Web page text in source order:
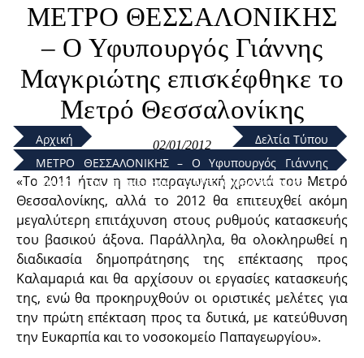
Αρχική
Δελτία Τύπου
ΜΕΤΡΟ ΘΕΣΣΑΛΟΝΙΚΗΣ – Ο Υφυπουργός Γιάννης
Μαγκριώτης επισκέφθηκε το Μετρό Θεσσαλονίκης
ΜΕΤΡΟ ΘΕΣΣΑΛΟΝΙΚΗΣ
– Ο Υφυπουργός Γιάννης
Μαγκριώτης επισκέφθηκε το
Μετρό Θεσσαλονίκης
02/01/2012
«Το 2011 ήταν η πιο παραγωγική χρονιά του Μετρό
Θεσσαλονίκης, αλλά το 2012 θα επιτευχθεί ακόμη
μεγαλύτερη επιτάχυνση στους ρυθμούς κατασκευής
του βασικού άξονα. Παράλληλα, θα ολοκληρωθεί η
διαδικασία δημοπράτησης της επέκτασης προς
Καλαμαριά και θα αρχίσουν οι εργασίες κατασκευής
της, ενώ θα προκηρυχθούν οι οριστικές μελέτες για
την πρώτη επέκταση προς τα δυτικά, με κατεύθυνση
την Ευκαρπία και το νοσοκομείο Παπαγεωργίου».